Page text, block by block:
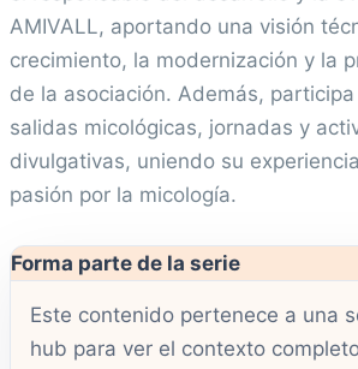
AMIVALL, aportando una visión
crecimiento, la modernización y la
de la asociación. Además,
salidas micológicas, jornadas y
divulgativas, uniendo su
pasión por la micología.
Forma parte de la serie
Este contenido pertenece a una
hub para ver el contexto